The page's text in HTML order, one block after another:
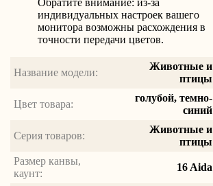
Обратите внимание: из-за
индивидуальных настроек вашего
монитора возможны расхождения в
точности передачи цветов.
Название модели:
Животные и
птицы
Цвет товара:
голубой, темно-
синий
Серия товаров:
Животные и
птицы
Размер канвы,
каунт:
16 Aida